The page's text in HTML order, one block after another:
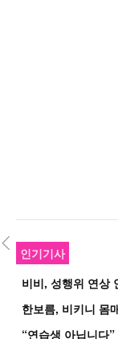
인기기사
한보름, 비키니 몸